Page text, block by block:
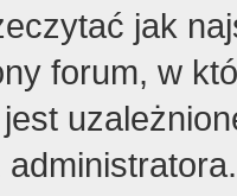
jak
forum, w
jest